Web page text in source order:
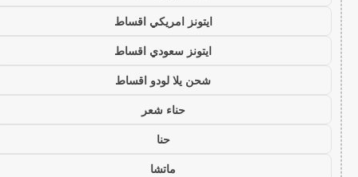
ايتونز امريكي اقساط
ايتونز سعودي اقساط
شحن يلا لودو اقساط
حناء شعر
حنا
ماتشا